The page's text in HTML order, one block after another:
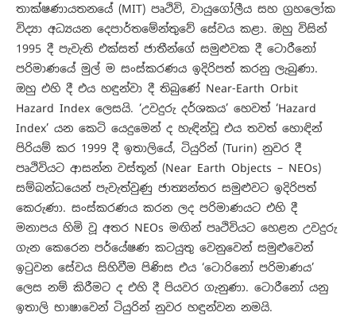
තාක්ෂණායතනයේ (MIT) පෘථිවි, වායුගෝලීය සහ ග්‍රහලෝක
විද්‍යා අධ්‍යයන දෙපාර්තමේන්තුවේ සේවය කළා. ඔහු විසින්
1995 දී පැවැති එක්සත් ජාතීන්ගේ සමුළුවක දී ටොරීනෝ
පරිමාණයේ මුල් ම සංස්කරණය ඉදිරිපත් කරනු ලැබුණා.
ඔහු එහි දී එය හඳුන්වා දී තිබුණේ Near-Earth Orbit
Hazard Index ලෙසයි. ‘උවදුරු දර්ශකය’ හෙවත් ‘Hazard
Index’ යන කෙටි යෙදුමෙන් ද හැඳින්වූ එය තවත් හොඳින්
පිරියම් කර 1999 දී ඉතාලියේ, ටියුරින් (Turin) නුවර දී
පෘථිවියට ආසන්න වස්තූන් (Near Earth Objects – NEOs)
සම්බන්ධයෙන් පැවැත්වුණු ජාත්‍යන්තර සමුළුවට ඉදිරිපත්
කෙරුණා. සංස්කරණය කරන ලද පරිමාණයට එහි දී
මනාපය හිමි වූ අතර NEOs මඟින් පෘථිවියට හෙළන උවදුරු
ගැන කෙරෙන පර්යේෂණ කටයුතු වෙනුවෙන් සමුළුවෙන්
ඉටුවන සේවය සිහිවීම පිණිස එය ‘ටොරිනෝ පරිමාණය’
ලෙස නම් කිරීමට ද එහි දී පියවර ගැනුණා. ටොරීනෝ යනු
ඉතාලි භාෂාවෙන් ටියුරින් නුවර හඳුන්වන නමයි.